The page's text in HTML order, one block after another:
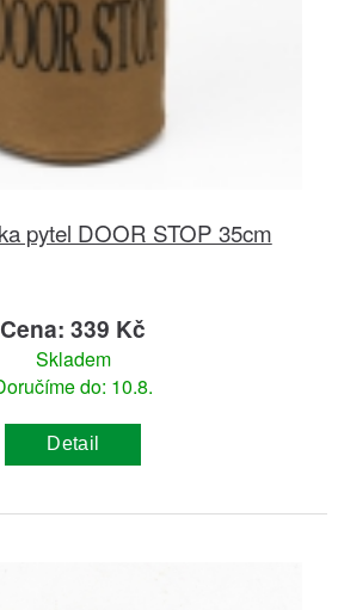
pytel DOOR STOP 35cm
Cena: 339 Kč
Skladem
do: 10.8.
Detail